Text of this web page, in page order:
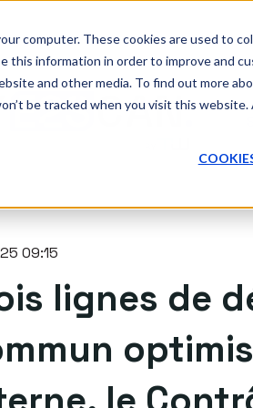
computer. These cookies are used to
this information in order to improve and
and other media. To find out more
be tracked when you visit this
09:15
lignes de